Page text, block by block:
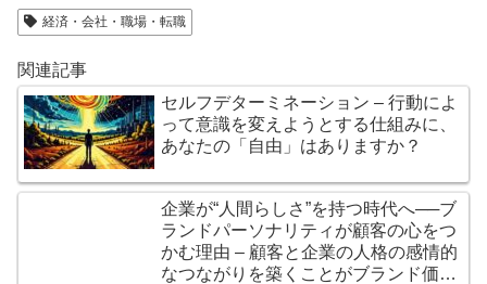
経済・会社・職場・転職
関連記事
セルフデターミネーション – 行動によ
って意識を変えようとする仕組みに、
あなたの「自由」はありますか？
企業が“人間らしさ”を持つ時代へ──ブ
ランドパーソナリティが顧客の心をつ
かむ理由 – 顧客と企業の人格の感情的
なつながりを築くことがブランド価値